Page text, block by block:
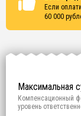
Если
60 000
Максимальная
Компенсационный
уровень